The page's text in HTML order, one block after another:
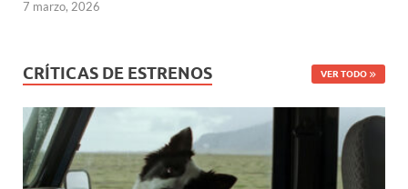
7 marzo, 2026
CRÍTICAS DE ESTRENOS VER TODO